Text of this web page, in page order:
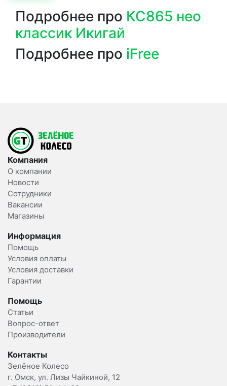
Подробнее про КС865 нео
классик Икигай
Подробнее про iFree
Компания
О компании
Новости
Сотрудники
Вакансии
Магазины
Информация
Помощь
Условия оплаты
Условия доставки
Гарантии
Помощь
Статьи
Вопрос-ответ
Производители
Контакты
Зелёное Колесо
г. Омск, ул. Лизы Чайкиной, 12